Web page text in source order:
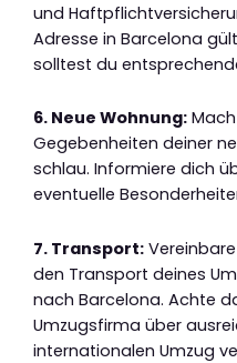
und
Adresse in Barcelona
solltest du
6. Neue Wohnung:
Gegebenheiten deiner
schlau. Informiere dich
eventuelle
7. Transport:
den Transport deines
nach Barcelona. Achte
Umzugsfirma über
internationalen Umzug